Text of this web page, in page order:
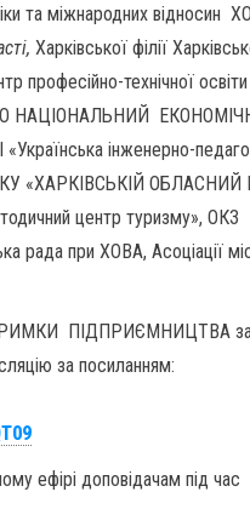
та міжнародних відносин
Харківської філії
професійно-технічної освіти
НАЦІОНАЛЬНИЙ
інженерно-
«ХАРКІВСЬКІЙ
центр туризму», ОКЗ
рада при ХОВА, Асоціації
ПІДПРИЄМНИЦТВА
за посиланням:
ефірі доповідачам під час